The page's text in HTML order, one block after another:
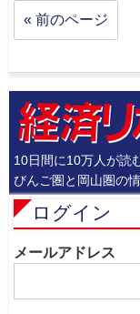
« 前のページ
10日間に10万人が読
びんご圏と岡山圏の
ログイン
メールアドレス